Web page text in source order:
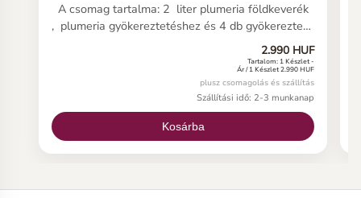
A csomag tartalma: 2 liter plumeria földkeverék
, plumeria gyökereztetéshez és 4 db gyökereztető
zacskó valamint tájékoztató a plumeria dugvány
gondozásához. A kész plumeria gyökereztető
keverékkel töltsd fel a zacskót és a keveréket
erősítd fel a frangipáni dugvány vágott részére,
benedvesítve, légmentesen a plumeria dugvány
vágott végére, 8-10 cm kerüljön a zacskóba a
szárból.
2.990 HUF
Tartalom: 1 Készlet -
Ár / 1 Készlet 2.990 HUF
plusz csomagolás és szállítás
Szállítási idő: 2-3 munkanap
Kosárba